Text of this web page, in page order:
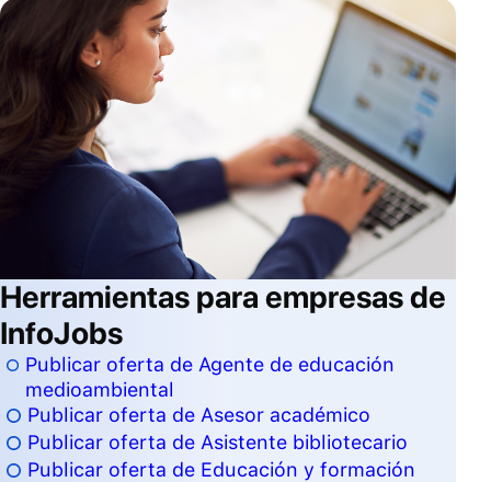
Herramientas para empresas de
InfoJobs
Publicar oferta de Agente de educación
medioambiental
Publicar oferta de Asesor académico
Publicar oferta de Asistente bibliotecario
Publicar oferta de Educación y formación